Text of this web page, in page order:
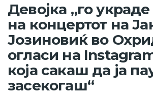
Девојка „го
на концертот на
Јозиновиќ во
огласи на
која сакаш да ја
засекогаш“